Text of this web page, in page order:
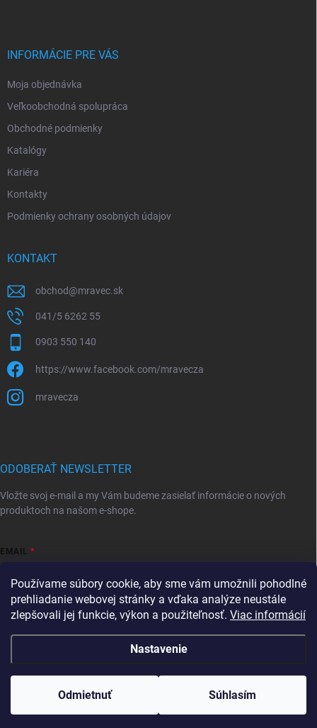
Používame súbory cookie, aby sme vám umožnili pohodlné
prehliadanie webovej stránky a vďaka analýze neustále
zlepšovali jej funkcie, výkon a použiteľnosť. Viac informácií
Nastavenie
Odmietnuť Súhlasím
Tovar, ktorý je skladom, expedujeme do 24hodín od
INFORMÁCIE PRE VÁS
Moja objednávka
Veľkoobchodná spolupráca
Obchodné podmienky
Katalógy
Kariéra
Kontakty
Podmienky ochrany osobných údajov
KONTAKT
obchod@mravec.sk
041/5 6262 55
0903 550 140
https://www.facebook.com/mravecza
mravecza
ODOBERAŤ NEWSLETTER
Vložte svoj e-mail a my Vám budeme zasielať informácie o nových
produktoch na našom e-shope.
EMAIL
Vložením e-mailu súhlasíte spodmienkami ochrany osobných údajov
Vytvoril Shoptet
Copyright 2026Mravec.sk. Všetky práva vyhradené.Upraviť nastavenie